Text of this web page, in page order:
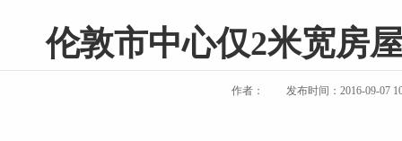
伦敦市中心仅2米宽房
作者： 发布时间：2016-09-07